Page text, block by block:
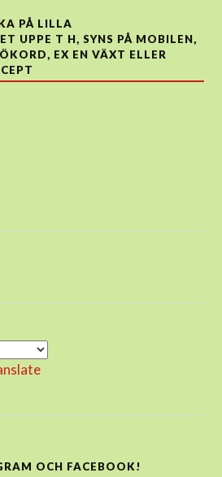
PÅ LILLA
UPPE T H, SYNS PÅ MOBILEN,
EX EN VÄXT ELLER
OCH FACEBOOK!